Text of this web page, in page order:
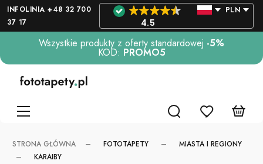
INFOLINIA +48 32 700
37 17
4.5
PLN
Wszystkie produkty z oferty standardowej -5%
KOD: PROMO5
STRONA GŁÓWNA FOTOTAPETY
MIASTA I REGIONY
KARAIBY